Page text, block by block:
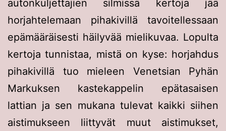
autonkuljettajien silmissä kertoja jää
horjahtelemaan pihakivillä tavoitellessaan
epämääräisesti häilyvää mielikuvaa. Lopulta
kertoja tunnistaa, mistä on kyse: horjahdus
pihakivillä tuo mieleen Venetsian Pyhän
Markuksen kastekappelin epätasaisen
lattian ja sen mukana tulevat kaikki siihen
aistimukseen liittyvät muut aistimukset,